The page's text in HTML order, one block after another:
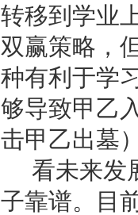
转移到学业
双赢策略，
种有利于学
够导致甲乙
击甲乙出墓
看未来发
子靠谱。目